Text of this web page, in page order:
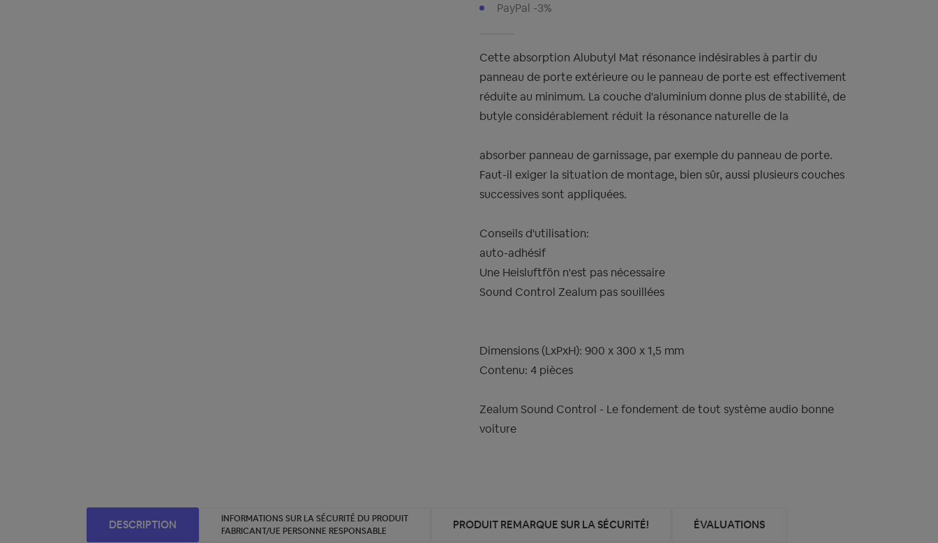
PayPal -3%
Cette absorption Alubutyl Mat résonance indésirables à partir du
panneau de porte extérieure ou le panneau de porte est effectivement
réduite au minimum. La couche d'aluminium donne plus de stabilité, de
butyle considérablement réduit la résonance naturelle de la
absorber panneau de garnissage, par exemple du panneau de porte.
Faut-il exiger la situation de montage, bien sûr, aussi plusieurs couches
successives sont appliquées.
Conseils d'utilisation:
auto-adhésif
Une Heisluftfön n'est pas nécessaire
Sound Control Zealum pas souillées
Dimensions (LxPxH): 900 x 300 x 1,5 mm
Contenu: 4 pièces
Zealum Sound Control - Le fondement de tout système audio bonne
voiture
DESCRIPTION
INFORMATIONS SUR LA SÉCURITÉ DU PRODUIT
FABRICANT/UE PERSONNE RESPONSABLE
PRODUIT REMARQUE SUR LA SÉCURITÉ! ÉVALUATIONS